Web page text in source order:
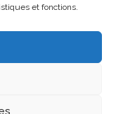
et fonctions.
réservés.